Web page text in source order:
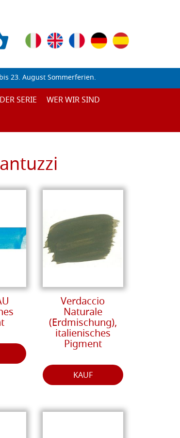
23. August Sommerferien.
SERIE
WER WIR SIND
Verdaccio
Naturale
(Erdmischung),
italienisches
Pigment
KAUF